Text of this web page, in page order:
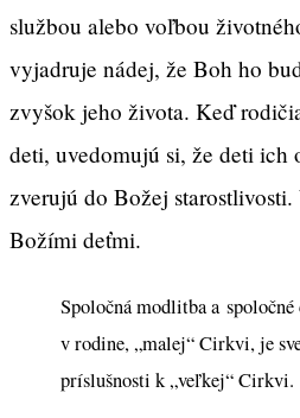
službou alebo voľbou
vyjadruje nádej, že Boh ho
zvyšok jeho života. Keď
deti, uvedomujú si, že deti ich
zverujú do Božej
Božími deťmi.
Spoločná modlitba a
v rodine, „malej“ Cirkvi, je
príslušnosti k „veľkej“ Cirkvi.